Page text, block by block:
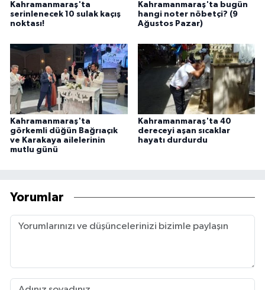
Kahramanmaraş'ta
serinlenecek 10 sulak kaçış
noktası!
Kahramanmaraş'ta bugün
hangi noter nöbetçi? (9
Ağustos Pazar)
Kahramanmaraş'ta
görkemli düğün Bağrıaçık
ve Karakaya ailelerinin
mutlu günü
Kahramanmaraş'ta 40
dereceyi aşan sıcaklar
hayatı durdurdu
Yorumlar